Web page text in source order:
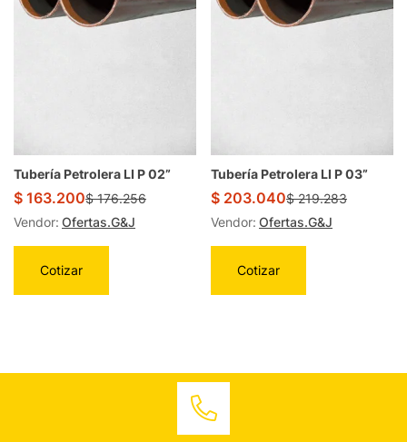
Tubería Petrolera LI P 02”
$ 163.200$176.256
Vendor: Ofertas.G&J
Cotizar
Tubería Petrolera LI P 03”
$ 203.040$219.283
Vendor: Ofertas.G&J
Cotizar